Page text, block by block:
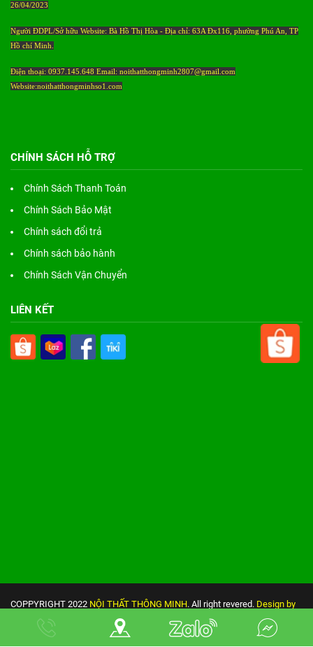
26/04/2023
Người ĐDPL/Sở hữu Website: Bà Hồ Thị Hòa - Địa chỉ: 63A Đx116, phường Phú An, TP
Hồ chí Minh.
Điện thoại: 0937.145.648 Email: noithatthongminh2807@gmail.com
Website:noithatthongminhso1.com
CHÍNH SÁCH HỖ TRỢ
Chính Sách Thanh Toán
Chính Sách Bảo Mật
Chính sách đổi trả
Chính sách bảo hành
Chính Sách Vận Chuyển
LIÊN KẾT
COPPYRIGHT 2022 NỘI THẤT THÔNG MINH. All right revered. Design by
Đang online: 4
Tuần: 2620 Tháng: 4557 | Tổng truy cập: 345308